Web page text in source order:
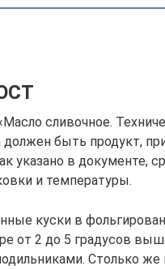
сливочное.
должен быть продукт,
указано в документе,
и температуры.
куски в
от 2 до 5 градусов
Столько же